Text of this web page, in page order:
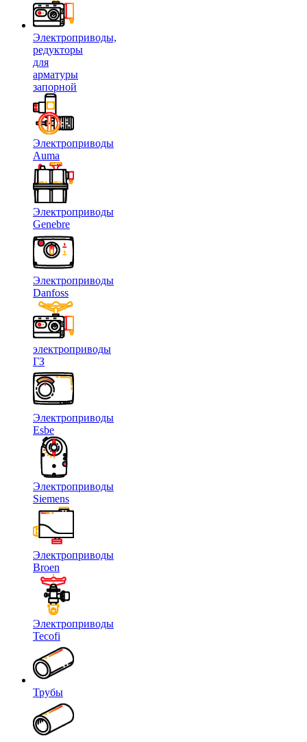
Электроприводы,
редукторы
для
арматуры
запорной
Электроприводы
Auma
Электроприводы
Genebre
Электроприводы
Danfoss
электроприводы
ГЗ
Электроприводы
Esbe
Электроприводы
Siemens
Электроприводы
Broen
Электроприводы
Tecofi
Трубы